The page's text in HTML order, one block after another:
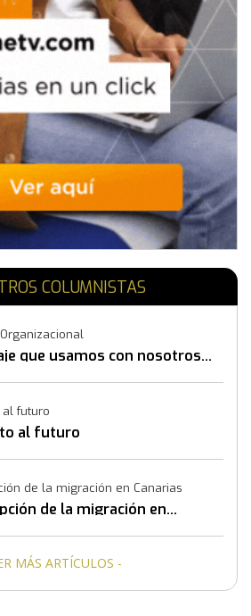
COLUMNISTAS
que usamos con nosotros
al futuro
al futuro
de la migración en Canarias
de la migración en
MÁS ARTÍCULOS -